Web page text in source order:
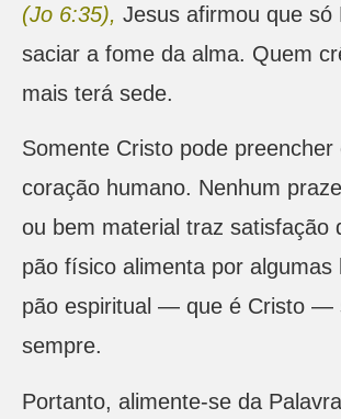
(Jo 6:35), Jesus afirmou que só
saciar a fome da alma. Quem
mais terá sede.
Somente Cristo pode preencher
coração humano. Nenhum
ou bem material traz satisfação
pão físico alimenta por algumas
pão espiritual — que é Cristo —
sempre.
Portanto, alimente-se da